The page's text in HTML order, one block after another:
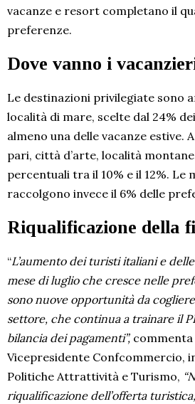
vacanze e resort completano il
preferenze.
Dove vanno i
Le destinazioni privilegiate sono
località di mare, scelte dal 24%
almeno una delle vacanze estive.
pari, città d’arte, località
percentuali tra il 10% e il 12%. Le
raccolgono invece il 6% delle
Riqualificazione della
“L’aumento dei turisti italiani e
mese di luglio che cresce nelle
sono nuove opportunità da
settore, che continua a trainare il
bilancia dei pagamenti”,
Vicepresidente Confcommercio,
Politiche Attrattività e Turismo,
riqualificazione dell’offerta